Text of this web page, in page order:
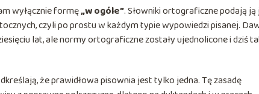
wyłącznie formę„w ogóle”. Słowniki ortograficzne podają ją
czyli po prostu w każdym typie wypowiedzi pisanej.
lat, ale normy ortograficzne zostały ujednolicone i dziś
że prawidłowa pisownia jest tylko jedna. Tę zasadę